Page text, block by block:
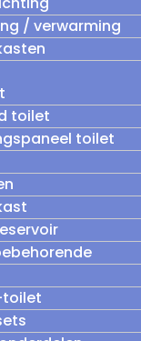
/ verwarming
toilet
toilet